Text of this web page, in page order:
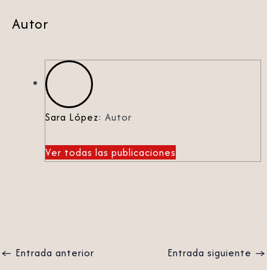
Autor
Sara López: Autor
Ver todas las publicaciones
← Entrada anterior Entrada siguiente →